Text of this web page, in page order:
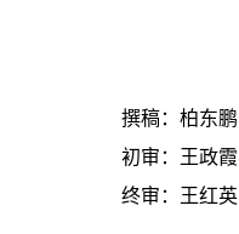
撰稿：柏东鹏
初审：王政霞
终审：王红英